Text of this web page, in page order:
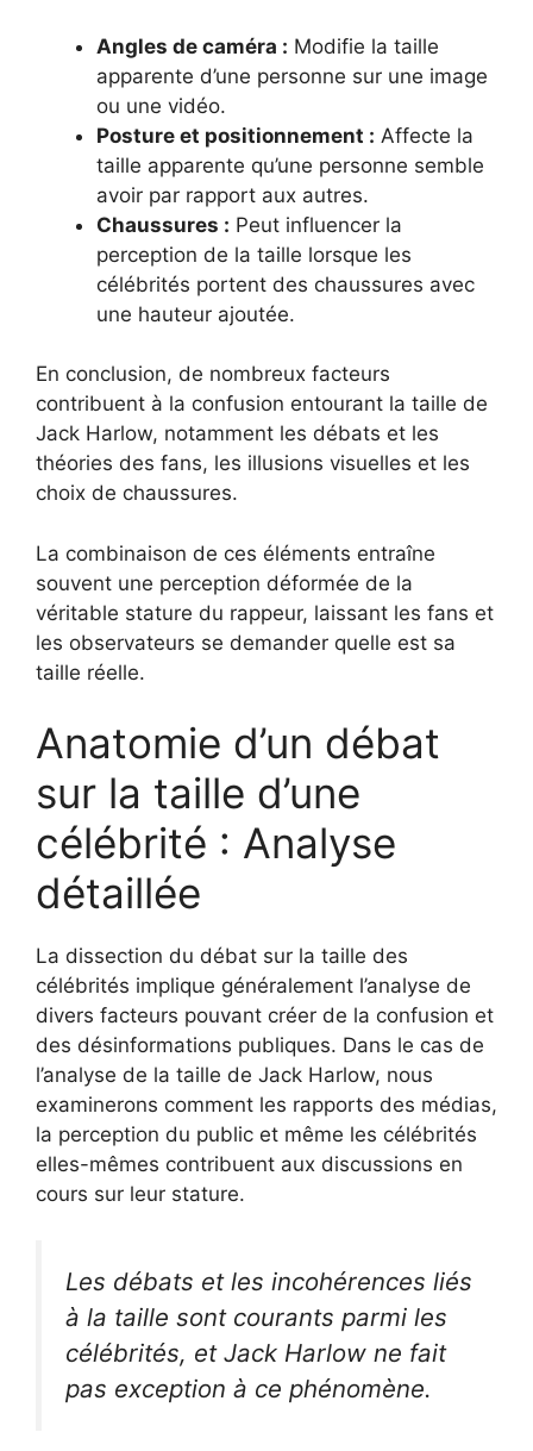
Angles de caméra : Modifie la taille
apparente d’une personne sur une image
ou une vidéo.
Posture et positionnement : Affecte la
taille apparente qu’une personne semble
avoir par rapport aux autres.
Chaussures : Peut influencer la
perception de la taille lorsque les
célébrités portent des chaussures avec
une hauteur ajoutée.
En conclusion, de nombreux facteurs
contribuent à la confusion entourant la taille de
Jack Harlow, notamment les débats et les
théories des fans, les illusions visuelles et les
choix de chaussures.
La combinaison de ces éléments entraîne
souvent une perception déformée de la
véritable stature du rappeur, laissant les fans et
les observateurs se demander quelle est sa
taille réelle.
Anatomie d’un débat
sur la taille d’une
célébrité : Analyse
détaillée
La dissection du débat sur la taille des
célébrités implique généralement l’analyse de
divers facteurs pouvant créer de la confusion et
des désinformations publiques. Dans le cas de
l’analyse de la taille de Jack Harlow, nous
examinerons comment les rapports des médias,
la perception du public et même les célébrités
elles-mêmes contribuent aux discussions en
cours sur leur stature.
Les débats et les incohérences liés
à la taille sont courants parmi les
célébrités, et Jack Harlow ne fait
pas exception à ce phénomène.